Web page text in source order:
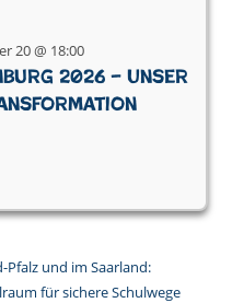
20 @ 18:00
2026 – Unser
Pfalz und im Saarland:
für sichere Schulwege